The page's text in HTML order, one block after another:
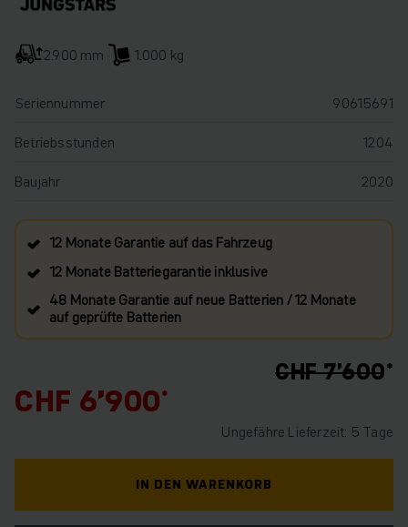
2.900 mm 1.000 kg
Seriennummer
90615691
Betriebsstunden
1204
Baujahr
2020
12 Monate Garantie auf das Fahrzeug
12 Monate Batteriegarantie inklusive
48 Monate Garantie auf neue Batterien / 12 Monate
auf geprüfte Batterien
CHF 7’600
CHF 6’900
Ungefähre Lieferzeit: 5 Tage
IN DEN WARENKORB